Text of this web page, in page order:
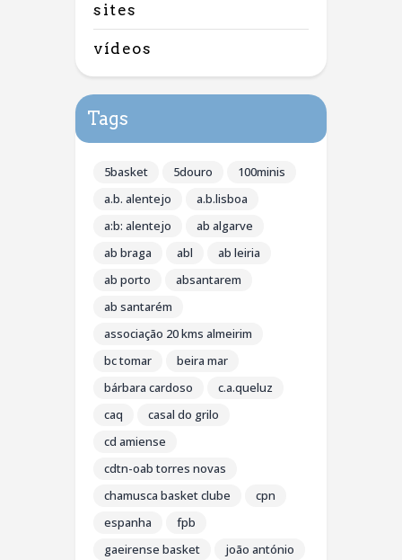
sites
vídeos
Tags
5basket 5douro
100minis
a.b. alentejo
a.b.lisboa
a:b: alentejo
ab algarve
ab braga
abl
ab leiria
ab porto
absantarem
ab santarém
associação 20 kms almeirim
bc tomar
beira mar
bárbara cardoso
c.a.queluz
caq
casal do grilo
cd amiense
cdtn-oab torres novas
chamusca basket clube
cpn
espanha
fpb
gaeirense basket
joão antónio